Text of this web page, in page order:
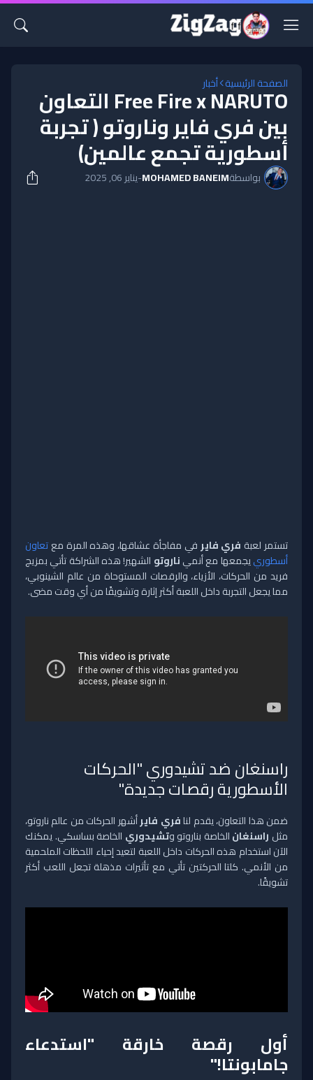
الصفحة الرئيسية أخبار Free Fire x NARUTO التعاون
بين فري فاير وناروتو ( تجربة
أسطورية تجمع عالمين)
بواسطةMOHAMED BANEIM
-يناير 06, 2025
تستمر لعبة فري فاير في مفاجأة عشاقها، وهذه المرة معتعاون
أسطورييجمعها مع أنميناروتو الشهير! هذه الشراكة تأتي بمزيج
فريد من الحركات، الأزياء، والرقصات المستوحاة من عالم الشينوبي،
مما يجعل التجربة داخل اللعبة أكثر إثارة وتشويقًا من أي وقت مضى.
راسنغان ضد تشيدوري "الحركات
الأسطورية رقصات جديدة"
ضمن هذا التعاون، يقدم لنافري فايرأشهر الحركات من عالم ناروتو،
مثل راسنغانالخاصة بناروتو وتشيدوري الخاصة بساسكي. يمكنك
الآن استخدام هذه الحركات داخل اللعبة لتعيد إحياء اللحظات الملحمية
من الأنمي. كلتا الحركتين تأتي مع تأثيرات مذهلة تجعل اللعب أكثر
تشويقًا.
أول رقصة خارقة "استدعاء
جامابونتا!"